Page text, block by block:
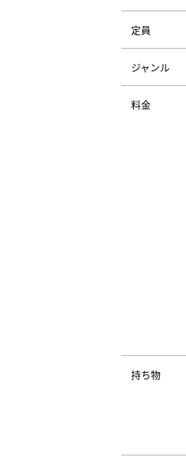
定員
ジャンル
料金
持ち物